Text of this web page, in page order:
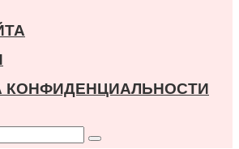
КОНФИДЕНЦИАЛЬНОСТИ